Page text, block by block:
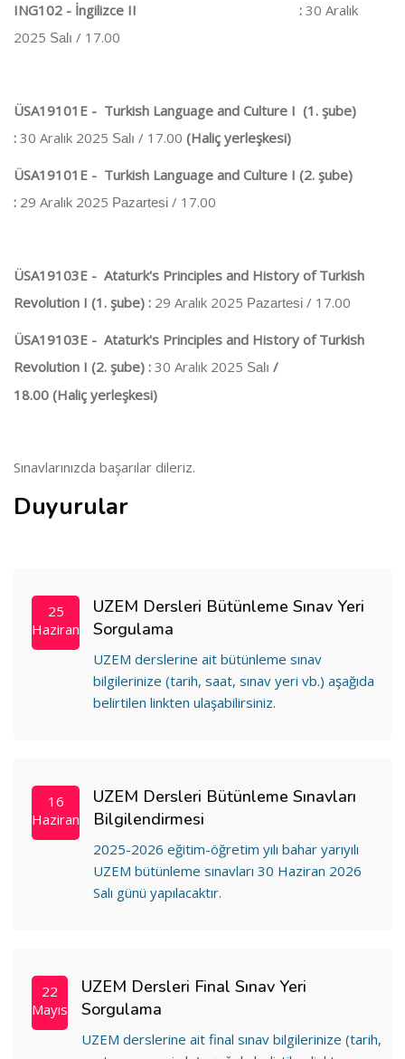
ING102 - İngilizce II : 30 Aralık
2025 Salı / 17.00
ÜSA19101E - Turkish Language and Culture I (1. şube)
: 30 Aralık 2025 Salı / 17.00 (Haliç yerleşkesi)
ÜSA19101E - Turkish Language and Culture I (2. şube)
: 29 Aralık 2025 Pazartesi / 17.00
ÜSA19103E - Ataturk's Principles and History of Turkish
Revolution I (1. şube) : 29 Aralık 2025 Pazartesi / 17.00
ÜSA19103E - Ataturk's Principles and History of Turkish
Revolution I (2. şube) : 30 Aralık 2025 Salı /
18.00 (Haliç yerleşkesi)
Sınavlarınızda başarılar dileriz.
Duyurular
25
Haziran
UZEM Dersleri Bütünleme Sınav Yeri
Sorgulama
UZEM derslerine ait bütünleme sınav
bilgilerinize (tarih, saat, sınav yeri vb.) aşağıda
belirtilen linkten ulaşabilirsiniz.
16
Haziran
UZEM Dersleri Bütünleme Sınavları
Bilgilendirmesi
2025-2026 eğitim-öğretim yılı bahar yarıyılı
UZEM bütünleme sınavları 30 Haziran 2026
Salı günü yapılacaktır.
22
Mayıs
UZEM Dersleri Final Sınav Yeri
Sorgulama
UZEM derslerine ait final sınav bilgilerinize (tarih,